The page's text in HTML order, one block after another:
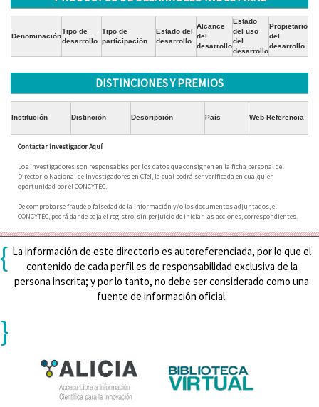
Denominación
Tipo de
desarrollo
Tipo de
participación
Estado del
desarrollo
Alcance
del
desarrollo
Estado
del uso
del
desarrollo
Propietario
del
desarrollo
DISTINCIONES Y PREMIOS
Institución Distinción Descripción País Web Referencia
Contactar investigador Aquí
Los investigadores son responsables por los datos que consignen en la ficha personal del
Directorio Nacional de Investigadores en CTeI, la cual podrá ser verificada en cualquier
oportunidad por el CONCYTEC.
De comprobarse fraude o falsedad de la información y/o los documentos adjuntados, el
CONCYTEC, podrá dar de baja el registro, sin perjuicio de iniciar las acciones, correspondientes.
{ La información de este directorio es autoreferenciada, por lo que el
contenido de cada perfil es de responsabilidad exclusiva de la
persona inscrita; y por lo tanto, no debe ser considerado como una
fuente de información oficial.
}